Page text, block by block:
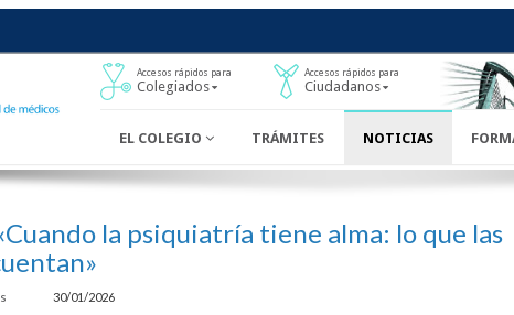
Accesos rápidos para
Colegiados
Accesos rápidos para
Ciudadanos
EL COLEGIO TRÁMITES NOTICIAS
la psiquiatría tiene alma: lo que las
30/01/2026